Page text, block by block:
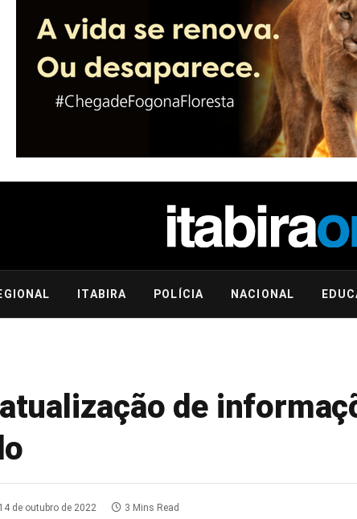
ITABIRA POLÍCIA NACIONAL
de
14 de outubro de 2022 3 Mins Read